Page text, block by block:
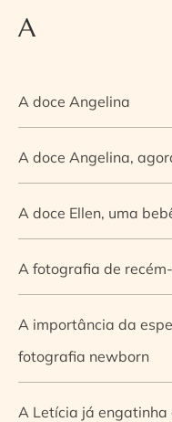
A
A doce Angelina
A doce Angelina,
A doce Ellen, uma
A fotografia de
A importância da
fotografia newborn
A Letícia já engatinha